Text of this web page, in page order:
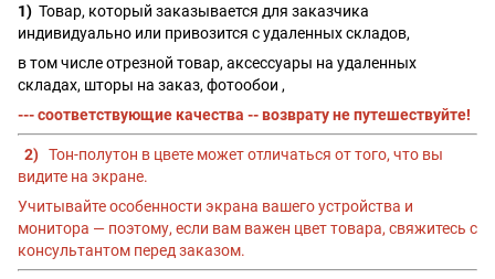
1) Товар, который заказывается для заказчика
индивидуально или привозится с удаленных складов,
в том числе отрезной товар, аксессуары на удаленных
складах, шторы на заказ, фотообои ,
--- соответствующие качества -- возврату не путешествуйте!
2) Тон-полутон в цвете может отличаться от того, что вы
видите на экране.
Учитывайте особенности экрана вашего устройства и
монитора — поэтому, если вам важен цвет товара, свяжитесь с
консультантом перед заказом.